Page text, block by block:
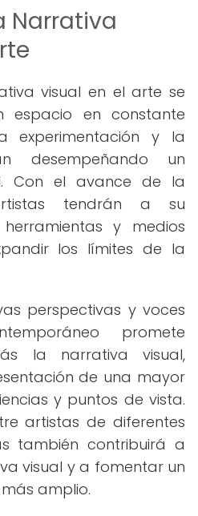
Narrativa
visual en el arte se
espacio en constante
experimentación y la
desempeñando un
Con el avance de la
tendrán a su
y medios
los límites de la
perspectivas y voces
promete
la narrativa visual,
de una mayor
y puntos de vista.
artistas de diferentes
también contribuirá a
visual y a fomentar un
amplio.